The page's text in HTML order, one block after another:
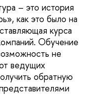
– это история
как это было на
курса
Обучение
не
ведущих
обратную